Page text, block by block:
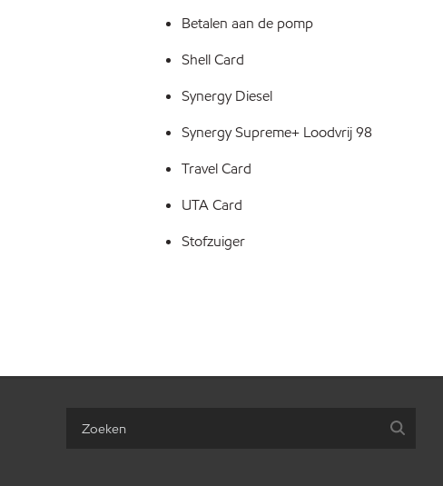
Betalen aan de pomp
Shell Card
Synergy Diesel
Synergy Supreme+ Loodvrij 98
Travel Card
UTA Card
Stofzuiger